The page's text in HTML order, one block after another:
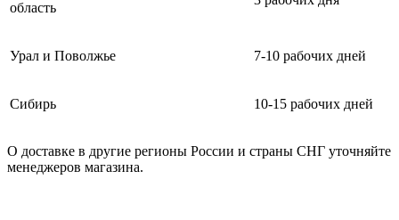
область
Урал и Поволжье 7-10 рабочих дней
Сибирь 10-15 рабочих дней
О доставке в другие регионы России и страны СНГ уточняйте
менеджеров магазина.